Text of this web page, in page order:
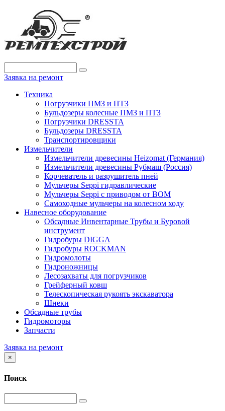
Заявка на ремонт
Техника
Погрузчики ПМЗ и ПТЗ
Бульдозеры колесные ПМЗ и ПТЗ
Погрузчики DRESSTA
Бульдозеры DRESSTA
Транспортировщики
Измельчители
Измельчители древесины Heizomat (Германия)
Измельчители древесины Рубмаш (Россия)
Корчеватель и разрушитель пней
Мульчеры Seppi гидравлические
Мульчеры Seppi с приводом от ВОМ
Самоходные мульчеры на колесном ходу
Навесное оборудование
Обсадные Инвентарные Трубы и Буровой
инструмент
Гидробуры DIGGA
Гидробуры ROCKMAN
Гидромолоты
Гидроножницы
Лесозахваты для погрузчиков
Грейферный ковш
Телескопическая рукоять экскаватора
Шнеки
Обсадные трубы
Гидромоторы
Запчасти
Заявка на ремонт
×
Поиск